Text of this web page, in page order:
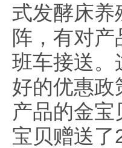
式发酵床养
阵，有对
班车接送。
好的优惠政
产品的金
宝贝赠送了